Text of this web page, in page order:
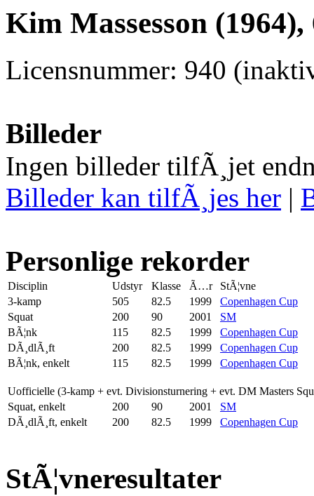
Kim Massesson
Licensnummer: 940
Billeder
Ingen billeder tilfÃ¸jet
Billeder kan tilfÃ¸jes her |
Personlige rekorder
Disciplin Udstyr Klasse Ã…r
StÃ¦vne
3-kamp
505 82.5 1999
Copenhagen Cup
Squat
200 90 2001
SM
BÃ¦nk
115 82.5 1999
Copenhagen Cup
DÃ¸dlÃ¸ft
200 82.5 1999
Copenhagen Cup
BÃ¦nk, enkelt
115 82.5 1999 Copenhagen Cup
Uofficielle (3-kamp + evt. Divisionsturnering + evt. DM Masters
Squat, enkelt
200 90 2001
SM
DÃ¸dlÃ¸ft, enkelt
200 82.5 1999 Copenhagen Cup
StÃ¦vneresultater